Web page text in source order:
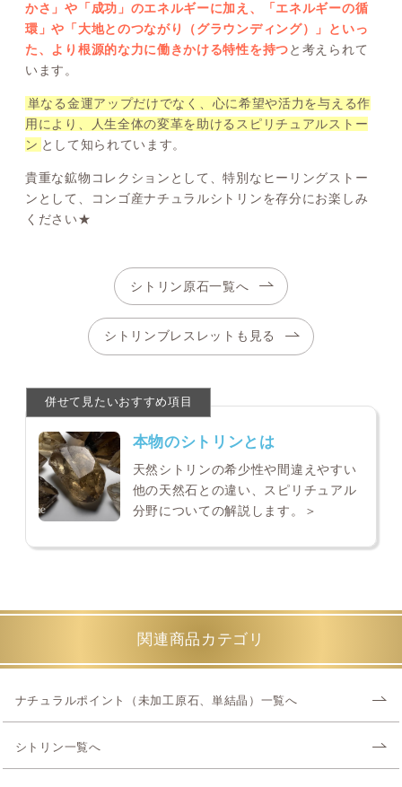
かさ」や「成功」のエネルギーに加え、「エネルギーの循
環」や「大地とのつながり（グラウンディング）」といっ
た、より根源的な力に働きかける特性を持つと考えられて
います。
単なる金運アップだけでなく、心に希望や活力を与える作
用により、人生全体の変革を助けるスピリチュアルストー
ン として知られています。
貴重な鉱物コレクションとして、特別なヒーリングストー
ンとして、コンゴ産ナチュラルシトリンを存分にお楽しみ
ください★
シトリン原石一覧へ
シトリンブレスレットも見る
本物のシトリンとは
天然シトリンの希少性や間違えやすい
他の天然石との違い、スピリチュアル
分野についての解説します。＞
関連商品カテゴリ
ナチュラルポイント（未加工原石、単結晶）一覧へ
シトリン一覧へ